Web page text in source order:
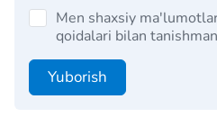
Men shaxsiy
qoidalari bilan
Yuborish